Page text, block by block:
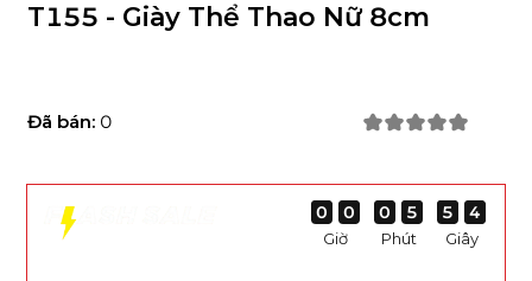
Đã bán: 0
T155 - Giày Thể Thao Nữ 8cm
0
0
0
0 0
0
0
0 0
0
0
0 5
5
5
5 5
5
5
5 5
3
5
3
Giờ Phút Giây